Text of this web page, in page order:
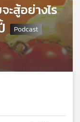
ะสู้อย่างไร